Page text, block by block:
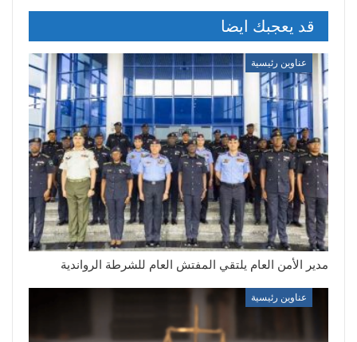
قد يعجبك ايضا
عناوين رئيسية
مدير الأمن العام يلتقي المفتش العام للشرطة الرواندية
عناوين رئيسية